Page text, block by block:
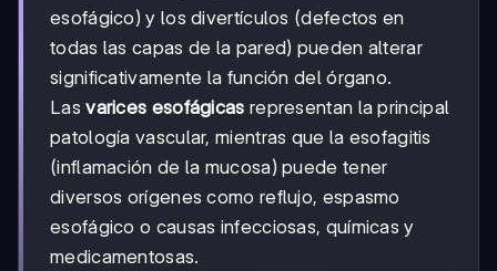
esofágico) y los divertículos (defectos en
todas las capas de la pared) pueden alterar
significativamente la función del órgano.
Lasvarices esofágicas representan la principal
patología vascular, mientras que la esofagitis
(inflamación de la mucosa) puede tener
diversos orígenes como reflujo, espasmo
esofágico o causas infecciosas, químicas y
medicamentosas.